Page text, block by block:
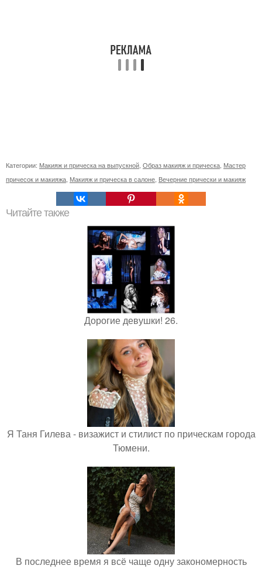
Категории: Макияж и прическа на выпускной Образ макияж и прическа Мастер
причесок и макияжа Макияж и прическа в салоне Вечерние прически и макияж
Читайте также
Дорогие девушки! 26.
Я Таня Гилева - визажист и стилист по прическам города
Тюмени.
В последнее время я всё чаще одну закономерность